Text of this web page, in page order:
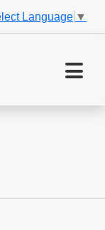
Language ▼